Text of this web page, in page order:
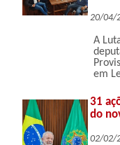
20/04/
A
em
31
do
02/02/